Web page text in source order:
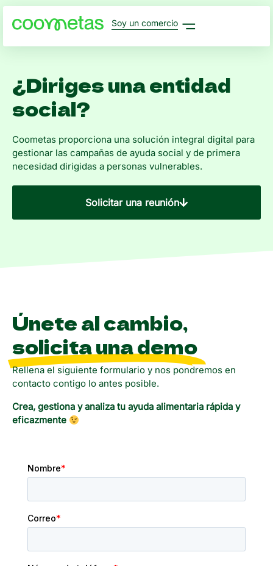
Soy un comercio
¿Diriges una entidad
social?
Coometas proporciona una solución integral digital para
gestionar las campañas de ayuda social y de primera
necesidad dirigidas a personas vulnerables.
Solicitar una reunión
Únete al cambio,
solicita una demo
Rellena el siguiente formulario y nos pondremos en
contacto contigo lo antes posible.
Crea, gestiona y analiza tu ayuda alimentaria rápida y
eficazmente​